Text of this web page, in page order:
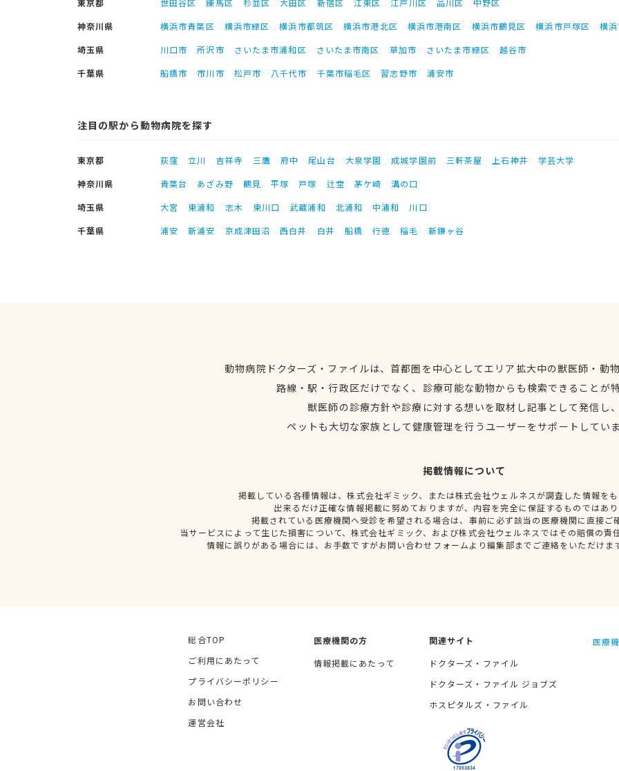
東京都 世田谷区 練馬区 杉並区 大田区 新宿区 江東区 江戸川区 品川区
中野区
神奈川県
横浜市青葉区 横浜市緑区 横浜市都筑区 横浜市港北区 横浜市港南区 横浜市鶴見区 横浜市戸塚区
横
埼玉県
川口市 所沢市 さいたま市浦和区 さいたま市南区 草加市 さいたま市緑区
越谷市
千葉県
船橋市 市川市 松戸市 八千代市 千葉市稲毛区 習志野市 浦安市
注目の駅から動物病院を探す
東京都 荻窪 立川 吉祥寺 三鷹 府中 尾山台 大泉学園 成城学園前 三軒茶屋 上石神井
学芸大学
神奈川県
青葉台 あざみ野 鶴見 平塚 戸塚 辻堂 茅ケ崎
溝の口
埼玉県
大宮 東浦和 志木 東川口 武蔵浦和 北浦和 中浦和
川口
千葉県
浦安 新浦安 京成津田沼 西白井 白井 船橋 行徳 稲毛 新鎌ヶ谷
動物病院ドクターズ・ファイルは、首都圏を中心としてエリア拡大中の獣医師・動
路線・駅・行政区だけでなく、診療可能な動物からも検索できることが
獣医師の診療方針や診療に対する想いを取材し記事として発信し
ペットも大切な家族として健康管理を行うユーザーをサポートしてい
掲載情報について
掲載している各種情報は、株式会社ギミック、または株式会社ウェルネスが調査した情報を
出来るだけ正確な情報掲載に努めておりますが、内容を完全に保証するものではあ
掲載されている医療機関へ受診を希望される場合は、事前に必ず該当の医療機関に直接ご
当サービスによって生じた損害について、株式会社ギミック、および株式会社ウェルネスではその賠償の責
情報に誤りがある場合には、お手数ですがお問い合わせフォームより編集部までご連絡をいただけま
総合TOP
ご利用にあたって
プライバシーポリシー
お問い合わせ
運営会社
医療機関の方
情報掲載にあたって
関連サイト
ドクターズ・ファイル
ドクターズ・ファイル ジョブズ
ホスピタルズ・ファイル
医療